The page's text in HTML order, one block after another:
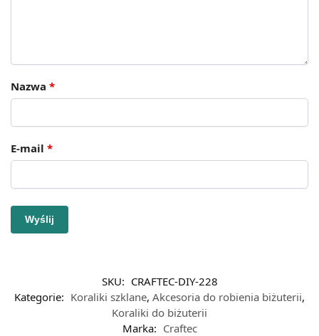
Nazwa *
E-mail *
SKU: CRAFTEC-DIY-228
Kategorie: Koraliki szklane, Akcesoria do robienia biżuterii,
Koraliki do biżuterii
Marka: Craftec